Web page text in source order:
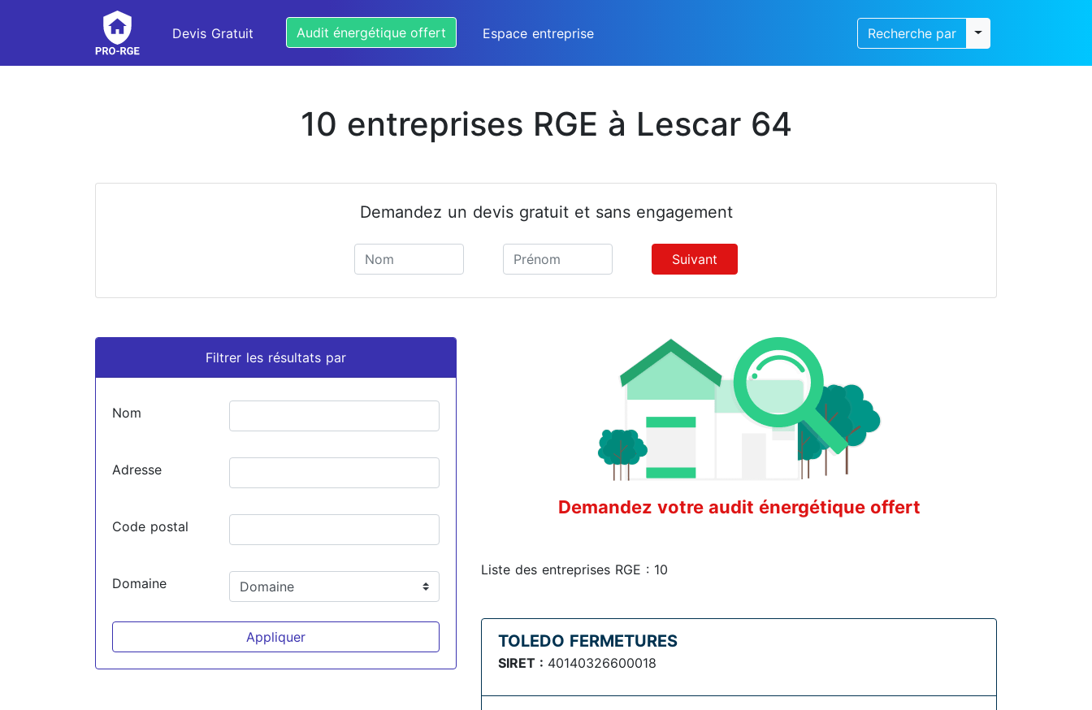
Devis Gratuit Audit énergétique offert Espace entreprise Recherche par Toggle dropdown
10 entreprises RGE à Lescar 64
Demandez un devis gratuit et sans engagement
Suivant
Filtrer les résultats par
Nom
Adresse
Code postal
Domaine
Appliquer
Demandez votre audit énergétique offert
Liste des entreprises RGE : 10
TOLEDO FERMETURES
SIRET : 40140326600018